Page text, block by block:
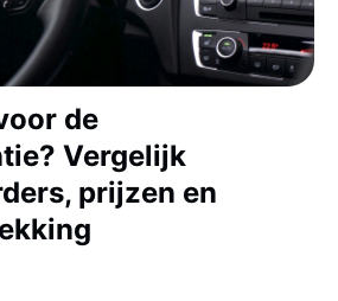
de
Vergelijk
prijzen en